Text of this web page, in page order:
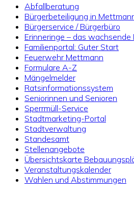
Abfallberatung
Bürgerbeteiligung in
Bürgerservice / Bürgerbüro
Erinneringe – das wachsende
Familienportal: Guter Start
Feuerwehr Mettmann
Formulare A-Z
Mängelmelder
Ratsinformationssystem
Seniorinnen und Senioren
Sperrmüll-Service
Stadtmarketing-Portal
Stadtverwaltung
Standesamt
Stellenangebote
Übersichtskarte
Veranstaltungskalender
Wahlen und Abstimmungen